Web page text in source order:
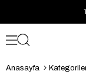
Anasayfa